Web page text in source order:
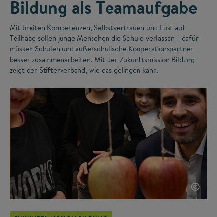
Bildung als Teamaufgabe
Mit breiten Kompetenzen, Selbstvertrauen und Lust auf
Teilhabe sollen junge Menschen die Schule verlassen - dafür
müssen Schulen und außerschulische Kooperationspartner
besser zusammenarbeiten. Mit der Zukunftsmission Bildung
zeigt der Stifterverband, wie das gelingen kann.
©